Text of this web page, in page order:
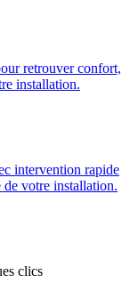
retrouver confort,
installation.
intervention rapide
de votre installation.
clics